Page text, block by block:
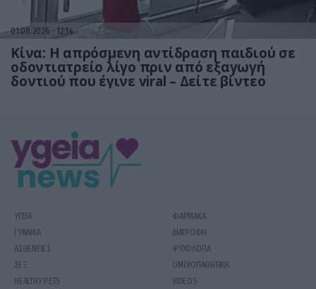
01.08.2026 12:14
Κίνα: Η απρόσμενη αντίδραση παιδιού σε
οδοντιατρείο λίγο πριν από εξαγωγή
δοντιού που έγινε viral – Δείτε βίντεο
ΥΓΕΙΑ
ΦΑΡΜΑΚΑ
ΓΥΝΑΙΚΑ
ΔΙΑΤΡΟΦΗ
ΑΣΘΕΝΕΙΕΣ
ΨΥΧΟΛΟΓΙΑ
ΣΕΞ
ΟΜΟΙΟΠΑΘΗΤΙΚΗ
HEALTHY PETS
VIDEOS